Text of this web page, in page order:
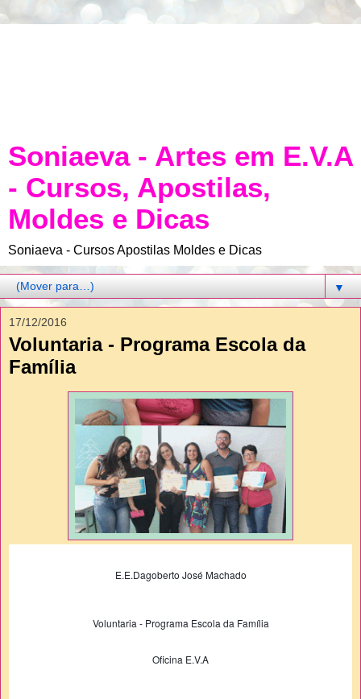
Soniaeva - Artes em E.V.A
- Cursos, Apostilas,
Moldes e Dicas
Soniaeva - Cursos Apostilas Moldes e Dicas
▼
17/12/2016
Voluntaria - Programa Escola da
Família
E.E.Dagoberto José Machado
Voluntaria - Programa Escola da Família
Oficina E.V.A